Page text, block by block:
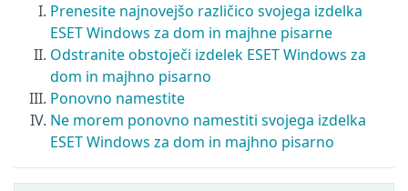
Prenesite najnovejšo različico svojega izdelka
ESET Windows za dom in majhne pisarne
Odstranite obstoječi izdelek ESET Windows za
dom in majhno pisarno
Ponovno namestite
Ne morem ponovno namestiti svojega izdelka
ESET Windows za dom in majhno pisarno